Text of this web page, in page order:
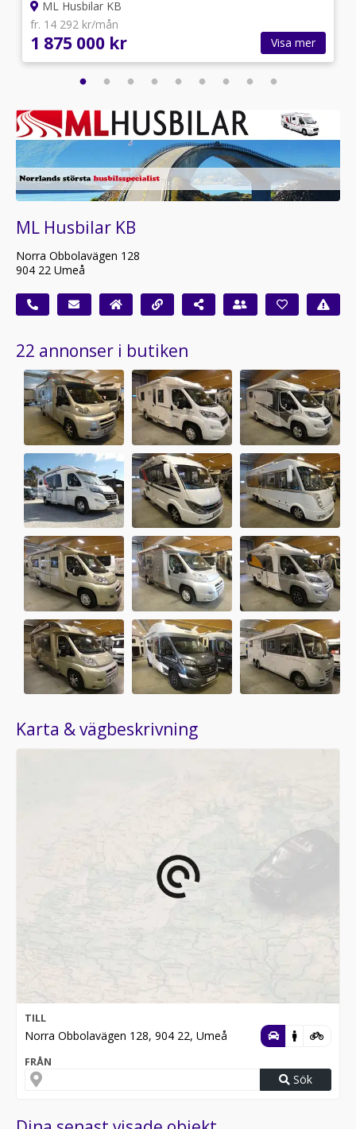
ML Husbilar KB
fr. 14 292 kr/mån
1 875 000 kr Visa mer
ML Husbilar KB
Norra Obbolavägen 128
904 22 Umeå
22 annonser i butiken
Karta & vägbeskrivning
TILL
Norra Obbolavägen 128, 904 22, Umeå
FRÅN
Sök